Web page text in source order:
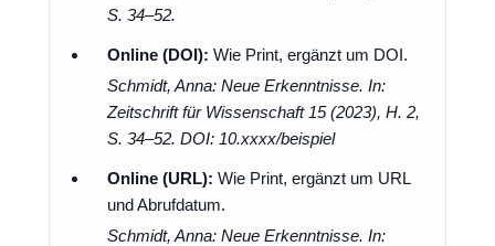
S. 34–52.
Online (DOI): Wie Print, ergänzt um DOI.
Schmidt, Anna: Neue Erkenntnisse. In:
Zeitschrift für Wissenschaft15 (2023), H. 2,
S. 34–52. DOI: 10.xxxx/beispiel
Online (URL): Wie Print, ergänzt um URL
und Abrufdatum.
Schmidt, Anna: Neue Erkenntnisse. In: